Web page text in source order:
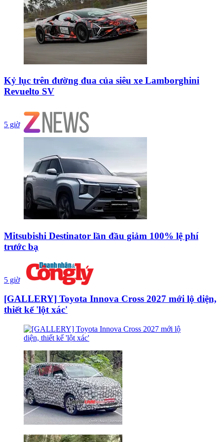
Kỷ lục trên đường đua của siêu xe Lamborghini
Revuelto SV
5 giờ
Mitsubishi Destinator lần đầu giảm 100% lệ phí
trước bạ
5 giờ
[GALLERY] Toyota Innova Cross 2027 mới lộ diện,
thiết kế 'lột xác'